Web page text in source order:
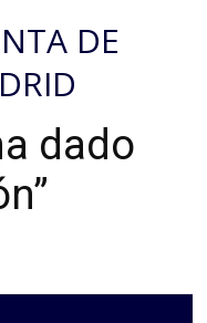
DE
dado